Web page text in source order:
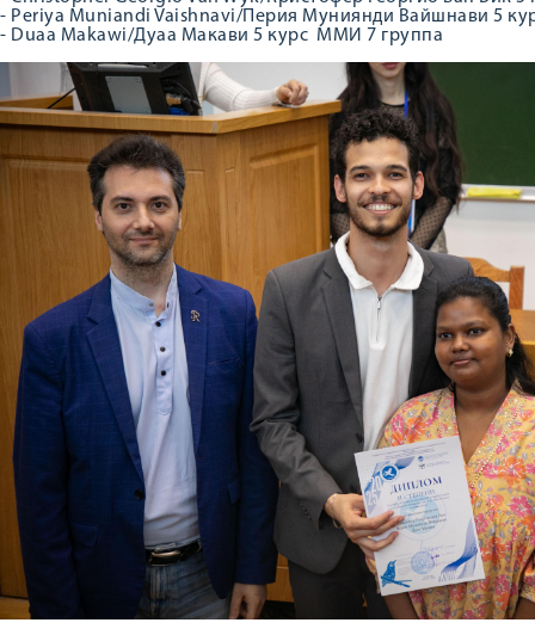
- Periya Muniandi Vaishnavi/Перия Муниянди Вайшнави 5
- Duaa Makawi/Дуаа Макави 5 курс ММИ 7 группа